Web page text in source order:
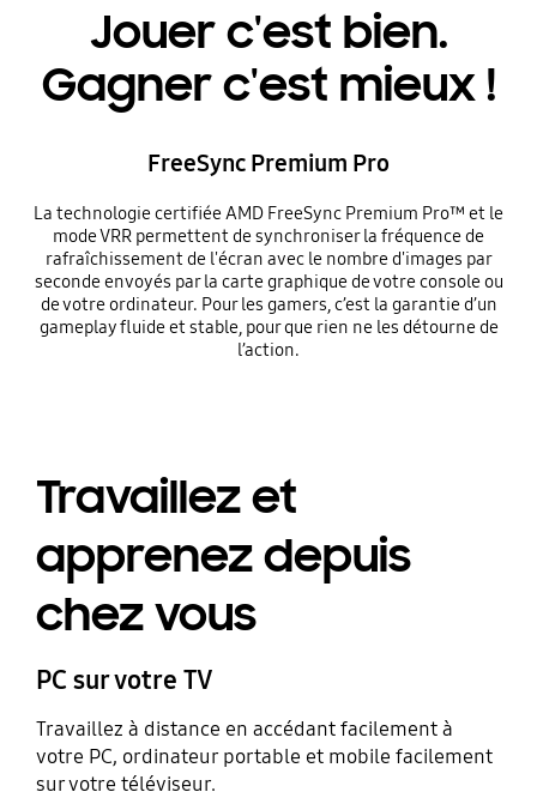
Jouer c'est bien.
Gagner c'est mieux !
FreeSync Premium Pro
La technologie certifiée AMD FreeSync Premium Pro™ et le
mode VRR permettent de synchroniser la fréquence de
rafraîchissement de l'écran avec le nombre d'images par
seconde envoyés par la carte graphique de votre console ou
de votre ordinateur. Pour les gamers, c’est la garantie d’un
gameplay fluide et stable, pour que rien ne les détourne de
l’action.
Travaillez et
apprenez depuis
chez vous
PC sur votre TV
Travaillez à distance en accédant facilement à
votre PC, ordinateur portable et mobile facilement
sur votre téléviseur.